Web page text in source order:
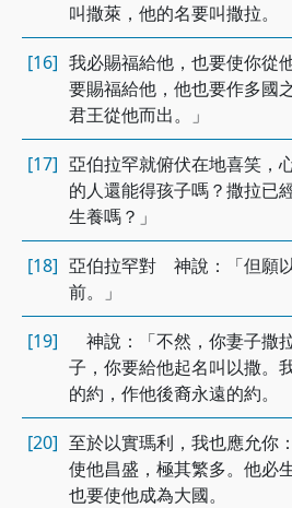
叫撒萊，他的名要叫撒拉。
[16] 我必賜福給他，也要使你從
要賜福給他，他也要作多國
君王從他而出。」
[17] 亞伯拉罕就俯伏在地喜笑，
的人還能得孩子嗎？撒拉已
生養嗎？」
[18] 亞伯拉罕對 神說：「但願
前。」
[19]
神說：「不然，你妻子撒
子，你要給他起名叫以撒。
的約，作他後裔永遠的約。
[20] 至於以實瑪利，我也應允你
使他昌盛，極其繁多。他必
也要使他成為大國。